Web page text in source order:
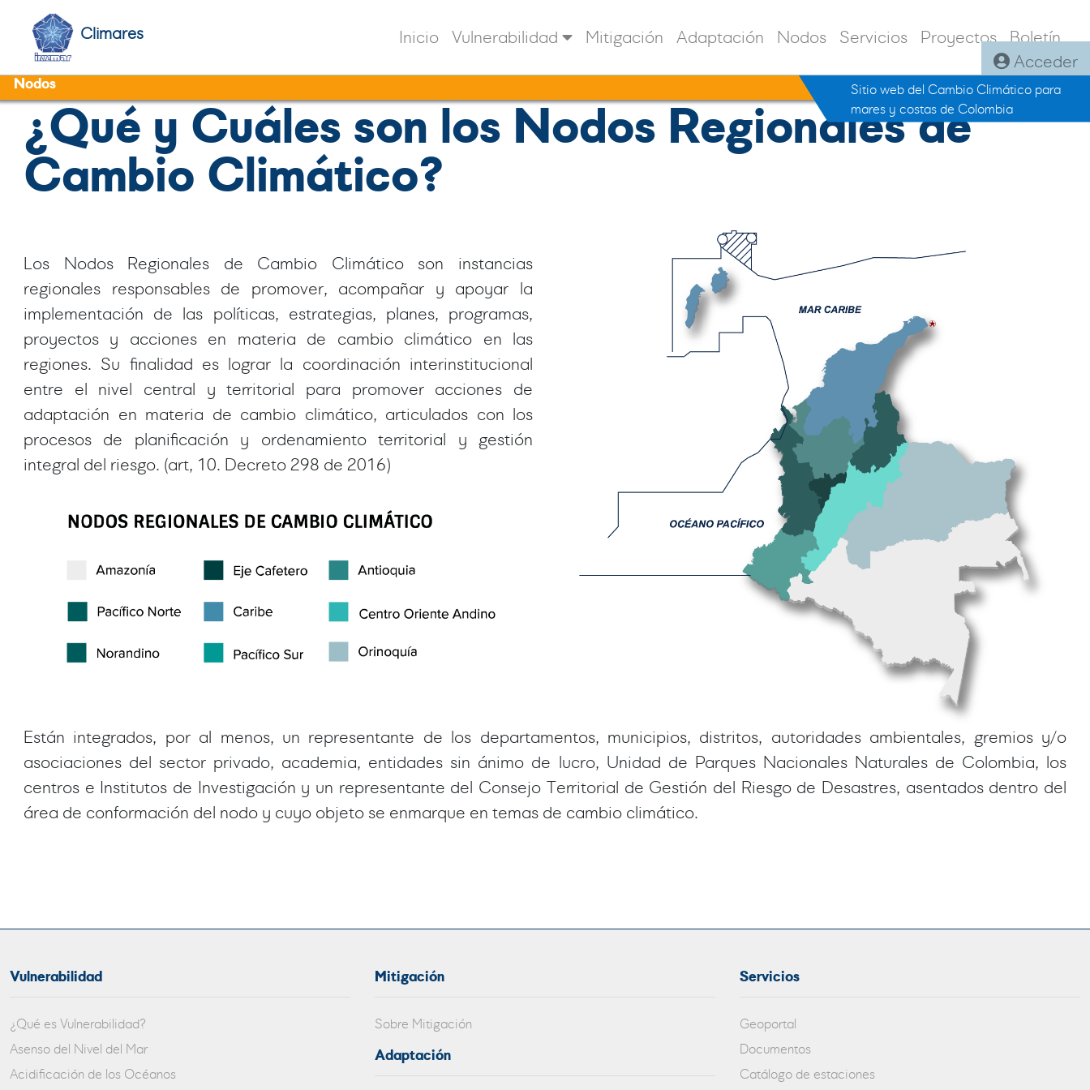
Climares Inicio Vulnerabilidad Mitigación Adaptación Nodos Servicios Proyectos
Boletín
Acceder
Nodos
Sitio web del Cambio Climático para
mares y costas de Colombia
¿Qué y Cuáles son los Nodos Regionales de
Cambio Climático?
Los Nodos Regionales de Cambio Climático son instancias
regionales responsables de promover, acompañar y apoyar la
implementación de las políticas, estrategias, planes, programas,
proyectos y acciones en materia de cambio climático en las
regiones. Su finalidad es lograr la coordinación interinstitucional
entre el nivel central y territorial para promover acciones de
adaptación en materia de cambio climático, articulados con los
procesos de planificación y ordenamiento territorial y gestión
integral del riesgo. (art, 10. Decreto 298 de 2016)
Están integrados, por al menos, un representante de los departamentos, municipios, distritos, autoridades ambientales, gremios y/o
asociaciones del sector privado, academia, entidades sin ánimo de lucro, Unidad de Parques Nacionales Naturales de Colombia, los
centros e Institutos de Investigación y un representante del Consejo Territorial de Gestión del Riesgo de Desastres, asentados dentro del
área de conformación del nodo y cuyo objeto se enmarque en temas de cambio climático.
Vulnerabilidad
¿Qué es Vulnerabilidad?
Asenso del Nivel del Mar
Acidificación de los Océanos
Mitigación
Sobre Mitigación
Adaptación
Servicios
Geoportal
Documentos
Catálogo de estaciones